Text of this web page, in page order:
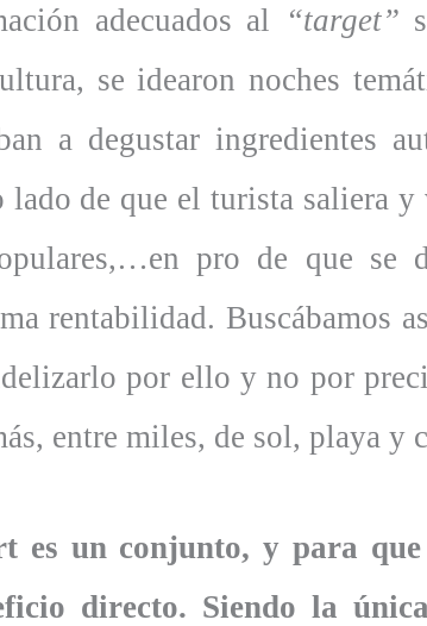
adecuados al “target”
se idearon noches
a degustar ingredientes
de que el turista saliera
pro de que se
rentabilidad. Buscábamos
por ello y no por
entre miles, de sol, playa y
es un conjunto, y para
directo. Siendo la